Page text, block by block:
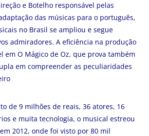
e Botelho responsável pelas
das músicas para o português,
no Brasil se ampliou e segue
admiradores. A eficiência na produção
em O Mágico de Oz, que prova também
em compreender as peculiaridades
de 9 milhões de reais, 36 atores, 16
e muita tecnologia, o musical estreou
2012, onde foi visto por 80 mil